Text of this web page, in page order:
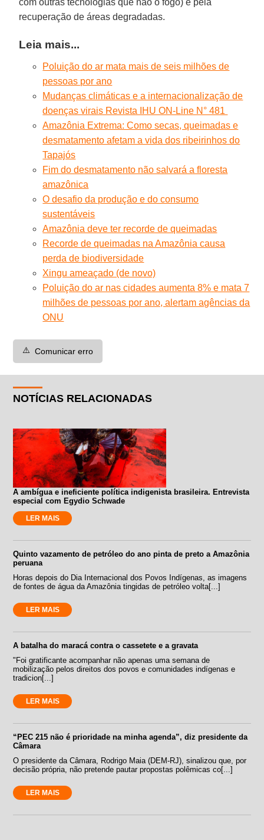
recuperação de áreas degradadas.
Leia mais...
Poluição do ar mata mais de seis milhões de
pessoas por ano
Mudanças climáticas e a internacionalização de
doenças virais Revista IHU ON-Line N° 481
Amazônia Extrema: Como secas, queimadas e
desmatamento afetam a vida dos ribeirinhos do
Tapajós
Fim do desmatamento não salvará a floresta
amazônica
O desafio da produção e do consumo
sustentáveis
Amazônia deve ter recorde de queimadas
Recorde de queimadas na Amazônia causa
perda de biodiversidade
Xingu ameaçado (de novo)
Poluição do ar nas cidades aumenta 8% e mata 7
milhões de pessoas por ano, alertam agências da
ONU
⚠️ Comunicar erro
NOTÍCIAS RELACIONADAS
A ambígua e ineficiente política indigenista brasileira. Entrevista
especial com Egydio Schwade
LER MAIS
Quinto vazamento de petróleo do ano pinta de preto a Amazônia
peruana
Horas depois do Dia Internacional dos Povos Indígenas, as imagens
de fontes de água da Amazônia tingidas de petróleo volta[...]
LER MAIS
A batalha do maracá contra o cassetete e a gravata
"Foi gratificante acompanhar não apenas uma semana de
mobilização pelos direitos dos povos e comunidades indígenas e
tradicion[...]
LER MAIS
“PEC 215 não é prioridade na minha agenda”, diz presidente da
Câmara
O presidente da Câmara, Rodrigo Maia (DEM-RJ), sinalizou que, por
decisão própria, não pretende pautar propostas polêmicas co[...]
LER MAIS